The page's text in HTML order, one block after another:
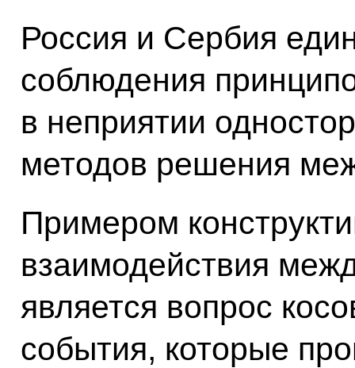
Россия и Сербия
соблюдения
в неприятии
методов решения
Примером
взаимодействия
является вопрос
события, которые